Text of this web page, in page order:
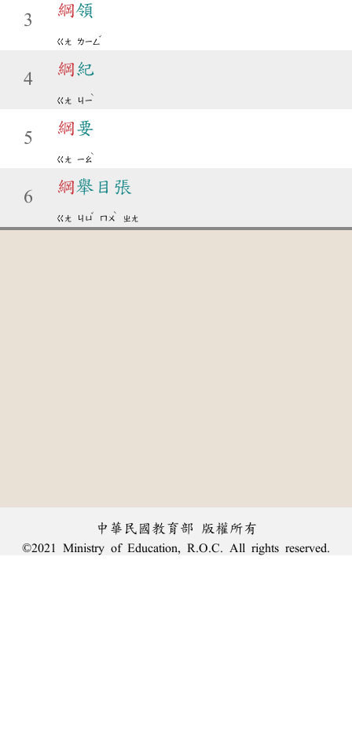
3
綱領
ㄍㄤ ㄌㄧㄥ
ˇ
4
綱紀
ㄍㄤ ㄐㄧ
ˋ
5
綱要
ㄍㄤ ㄧㄠ
ˋ
6
綱舉目張
ㄍㄤ ㄐㄩ
ˇ
ㄇㄨ
ˋ
ㄓㄤ
中華民國教育部 版權所有
©2021 Ministry of Education, R.O.C. All rights reserved.